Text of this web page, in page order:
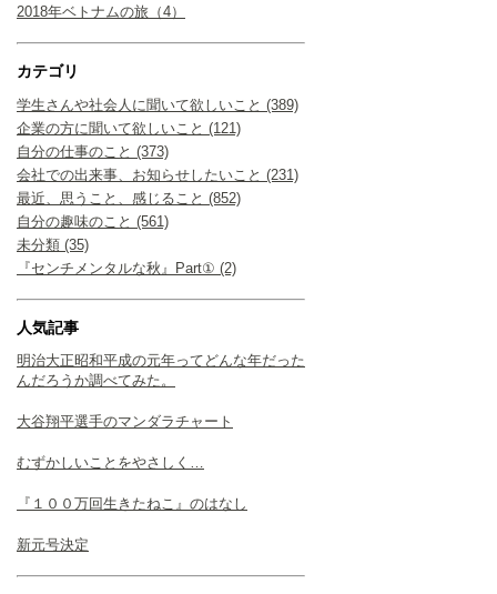
2018年ベトナムの旅（4）
カテゴリ
学生さんや社会人に聞いて欲しいこと (389)
企業の方に聞いて欲しいこと (121)
自分の仕事のこと (373)
会社での出来事、お知らせしたいこと (231)
最近、思うこと、感じること (852)
自分の趣味のこと (561)
未分類 (35)
『センチメンタルな秋』Part① (2)
人気記事
明治大正昭和平成の元年ってどんな年だった
んだろうか調べてみた。
大谷翔平選手のマンダラチャート
むずかしいことをやさしく…
『１００万回生きたねこ』のはなし
新元号決定